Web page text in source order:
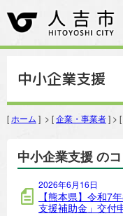
中小企業支援
[ ホーム ] > [企業・事業者] > [
中小企業支援 の
2026年6月16日
【熊本県】令和7
支援補助金」交付